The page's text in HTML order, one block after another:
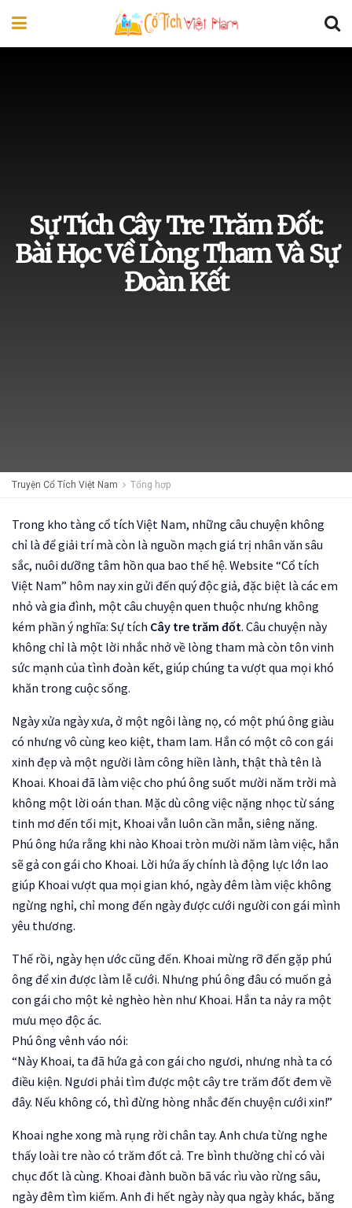
Sự Tích Cây Tre Trăm Đốt:
Bài Học Về Lòng Tham Và Sự
Đoàn Kết
Truyện Cổ Tích Việt Nam Tổng hợp
Trong kho tàng cổ tích Việt Nam, những câu chuyện không
chỉ là để giải trí mà còn là nguồn mạch giá trị nhân văn sâu
sắc, nuôi dưỡng tâm hồn qua bao thế hệ. Website “Cổ tích
Việt Nam” hôm nay xin gửi đến quý độc giả, đặc biệt là các em
nhỏ và gia đình, một câu chuyện quen thuộc nhưng không
kém phần ý nghĩa: Sự tích Cây tre trăm đốt. Câu chuyện này
không chỉ là một lời nhắc nhở về lòng tham mà còn tôn vinh
sức mạnh của tình đoàn kết, giúp chúng ta vượt qua mọi khó
khăn trong cuộc sống.
Ngày xửa ngày xưa, ở một ngôi làng nọ, có một phú ông giàu
có nhưng vô cùng keo kiệt, tham lam. Hắn có một cô con gái
xinh đẹp và một người làm công hiền lành, thật thà tên là
Khoai. Khoai đã làm việc cho phú ông suốt mười năm trời mà
không một lời oán than. Mặc dù công việc nặng nhọc từ sáng
tinh mơ đến tối mịt, Khoai vẫn luôn cần mẫn, siêng năng.
Phú ông hứa rằng khi nào Khoai tròn mười năm làm việc, hắn
sẽ gả con gái cho Khoai. Lời hứa ấy chính là động lực lớn lao
giúp Khoai vượt qua mọi gian khó, ngày đêm làm việc không
ngừng nghỉ, chỉ mong đến ngày được cưới người con gái mình
yêu thương.
Thế rồi, ngày hẹn ước cũng đến. Khoai mừng rỡ đến gặp phú
ông để xin được làm lễ cưới. Nhưng phú ông đâu có muốn gả
con gái cho một kẻ nghèo hèn như Khoai. Hắn ta nảy ra một
mưu mẹo độc ác.
Phú ông vênh váo nói:
“Này Khoai, ta đã hứa gả con gái cho ngươi, nhưng nhà ta có
điều kiện. Ngươi phải tìm được một cây tre trăm đốt đem về
đây. Nếu không có, thì đừng hòng nhắc đến chuyện cưới xin!”
Khoai nghe xong mà rụng rời chân tay. Anh chưa từng nghe
thấy loài tre nào có trăm đốt cả. Tre bình thường chỉ có vài
chục đốt là cùng. Khoai đành buồn bã vác rìu vào rừng sâu,
ngày đêm tìm kiếm. Anh đi hết ngày này qua ngày khác, băng